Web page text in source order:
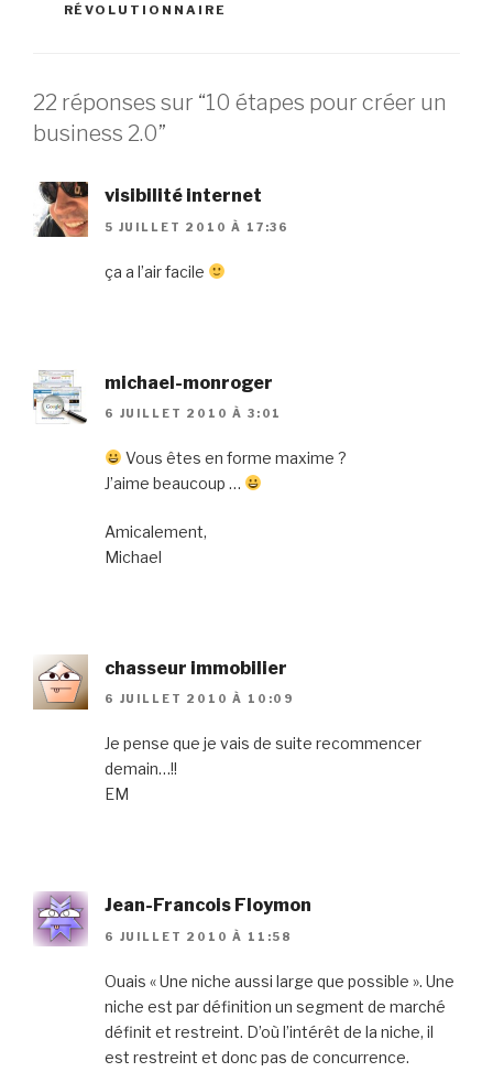
RÉVOLUTIONNAIRE
22 réponses sur “10 étapes pour créer un
business 2.0”
visibilité internet
5 JUILLET 2010 À 17:36
ça a l’air facile
michael-monroger
6 JUILLET 2010 À 3:01
Vous êtes en forme maxime ?
J’aime beaucoup …
Amicalement,
Michael
chasseur immobilier
6 JUILLET 2010 À 10:09
Je pense que je vais de suite recommencer
demain…!!
EM
Jean-Francois Floymon
6 JUILLET 2010 À 11:58
Ouais « Une niche aussi large que possible ». Une
niche est par définition un segment de marché
définit et restreint. D’où l’intérêt de la niche, il
est restreint et donc pas de concurrence.